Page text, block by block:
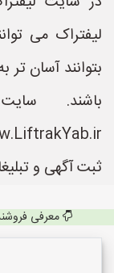
لیفتراک می
بتوانند آسان
باشند.
ثبت آگهی و
معرفی